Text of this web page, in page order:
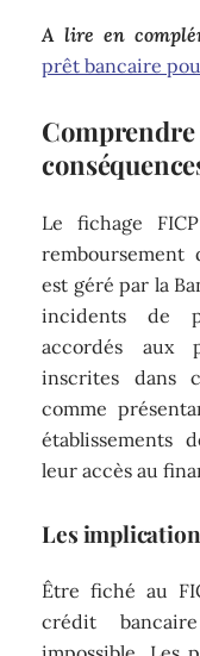
A lire en
prêt bancaire
Comprendre
Le fichage
remboursement
est géré par la
incidents de
accordés aux
inscrites dans
comme
établissements
leur accès au
Les
Être fiché au
crédit